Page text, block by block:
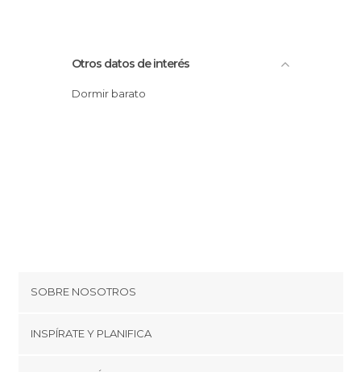
Otros datos de interés
Dormir barato
SOBRE NOSOTROS
Cookies
INSPÍRATE Y PLANIFICA